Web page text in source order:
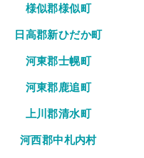
様似郡様似町
日高郡新ひだか町
河東郡士幌町
河東郡鹿追町
上川郡清水町
河西郡中札内村